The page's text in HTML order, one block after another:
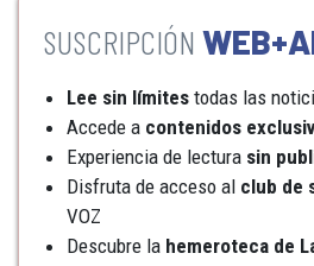
Lee sin límites todas las
Accede a contenidos
Experiencia de lectura sin
Disfruta de acceso al club de
VOZ
Descubre la hemeroteca de